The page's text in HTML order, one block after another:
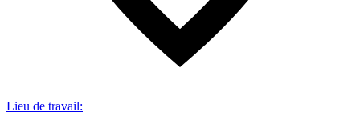
Lieu de travail: